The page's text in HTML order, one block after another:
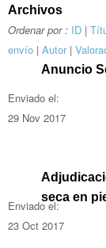
Archivos
Ordenar por : ID |
envío | Autor|
Anuncio
Enviado el:
29 Nov 2017
seca en
Enviado el:
23 Oct 2017